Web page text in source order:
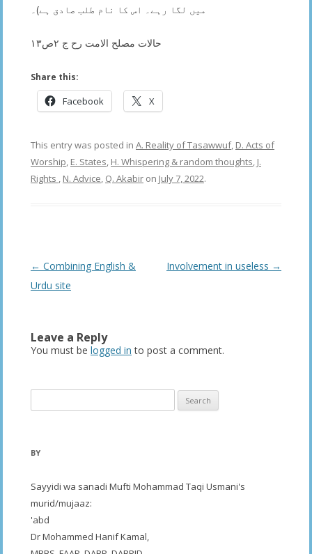
میں لگا رہے۔ اس کا نام طلب صادق ہے)۔
حالات مصلح الامت رح ج ۲ص۱۳
Share this:
Facebook X
This entry was posted in A. Reality of Tasawwuf, D. Acts of
Worship, E. States, H. Whispering & random thoughts, J.
Rights , N. Advice, Q. Akabir on July 7, 2022.
Post
navigation
← Combining English &
Urdu site
Involvement in useless →
Leave a Reply
You must be logged in to post a comment.
for:
BY
Sayyidi wa sanadi Mufti Mohammad Taqi Usmani's
murid/mujaaz:
'abd
Dr Mohammed Hanif Kamal,